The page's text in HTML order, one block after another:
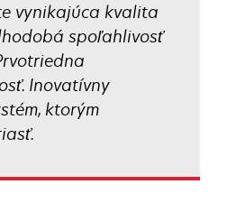
vynikajúca kvalita
spoľahlivosť
Inovatívny
ktorým